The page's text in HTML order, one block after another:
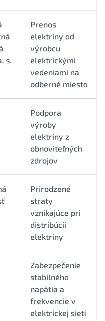
s.
Prenos
elektriny od
výrobcu
elektrickými
vedeniami na
odberné miesto
Podpora
výroby
elektriny z
obnoviteľných
zdrojov
Prirodzené
straty
vznikajúce pri
distribúcii
elektriny
Zabezpečenie
stabilného
napätia a
frekvencie v
elektrickej sieti